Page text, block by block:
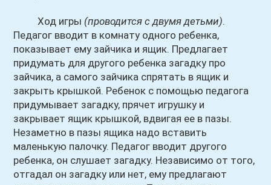
Ход игры (проводится с двумя детьми).
Педагог вводит в комнату одного ребенка,
показывает ему зайчика и ящик. Предлагает
придумать для другого ребенка загадку про
зайчика, а самого зайчика спрятать в ящик и
закрыть крышкой. Ребенок с помощью педагога
придумывает загадку, прячет игрушку и
закрывает ящик крышкой, вдвигая ее в пазы.
Незаметно в пазы ящика надо вставить
маленькую палочку. Педагог вводит другого
ребенка, он слушает загадку. Независимо от того,
отгадал он загадку или нет, ему предлагают